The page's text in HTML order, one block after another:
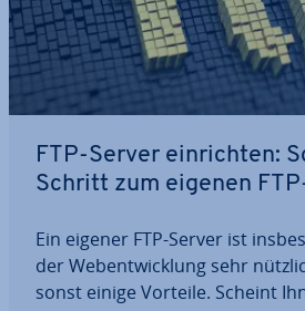
FTP-Server ein­rich­ten:
Schritt zum eigenen
Ein eigener FTP-Server ist
der Web­ent­wick­lung sehr
sonst einige Vorteile. Scheint